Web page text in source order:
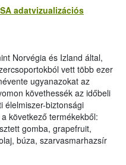
adatvizualizációs
Norvégia és Izland által,
vett több ezer
ugyanazokat az
követhessék az időbeli
élelmiszer-biztonsági
következő termékekből:
gomba, grapefruit,
búza, szarvasmarhazsír